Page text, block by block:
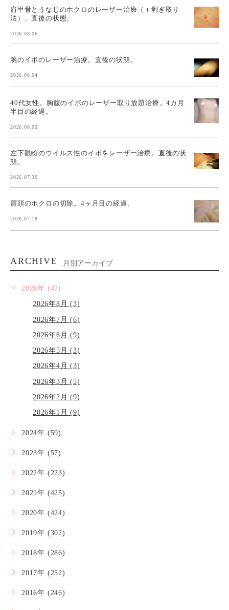
肩甲骨とうなじのホクロのレーザー治療（＋剥ぎ取り
法）、直後の状態。
2026.08.06
腕のイボのレーザー治療。直後の状態。
2026.08.04
40代女性。胸腹のイボのレーザー取り放題治療。4カ月
半目の経過。
2026.08.03
左下眼瞼のウイルス性のイボをレーザー治療。直後の状
態。
2026.07.30
眉頭のホクロの切除。4ヶ月目の経過。
2026.07.18
ARCHIVE 月別アーカイブ
2026年 (47)
2026年8月 (3)
2026年7月 (6)
2026年6月 (9)
2026年5月 (3)
2026年4月 (3)
2026年3月 (5)
2026年2月 (9)
2026年1月 (9)
2024年 (59)
2023年 (57)
2022年 (223)
2021年 (425)
2020年 (424)
2019年 (302)
2018年 (286)
2017年 (252)
2016年 (246)